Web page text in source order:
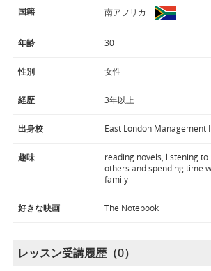
国籍 南アフリカ
年齢 30
性別 女性
経歴 3年以上
出身校 East London Management
趣味
reading novels, listening to
others and spending time
family
好きな映画 The Notebook
レッスン受講履歴（0）